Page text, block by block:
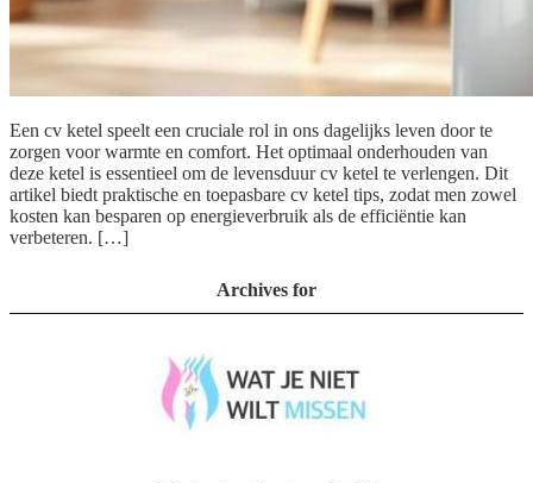
Een cv ketel speelt een cruciale rol in ons dagelijks leven door te
zorgen voor warmte en comfort. Het optimaal onderhouden van
deze ketel is essentieel om de levensduur cv ketel te verlengen. Dit
artikel biedt praktische en toepasbare cv ketel tips, zodat men zowel
kosten kan besparen op energieverbruik als de efficiëntie kan
verbeteren. […]
Archives for